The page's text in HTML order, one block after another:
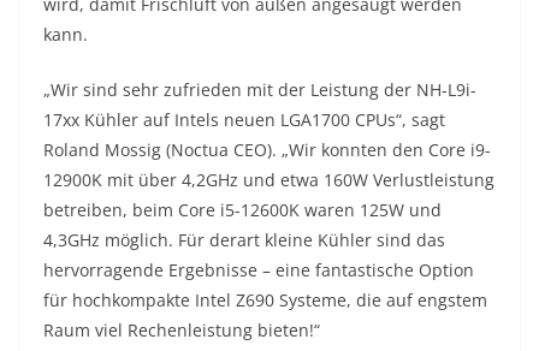
kann.
„Wir sind sehr zufrieden mit der Leistung der NH-L9i-
17xx Kühler auf Intels neuen LGA1700 CPUs“, sagt
Roland Mossig (Noctua CEO). „Wir konnten den Core i9-
12900K mit über 4,2GHz und etwa 160W Verlustleistung
betreiben, beim Core i5-12600K waren 125W und
4,3GHz möglich. Für derart kleine Kühler sind das
hervorragende Ergebnisse – eine fantastische Option
für hochkompakte Intel Z690 Systeme, die auf engstem
Raum viel Rechenleistung bieten!“